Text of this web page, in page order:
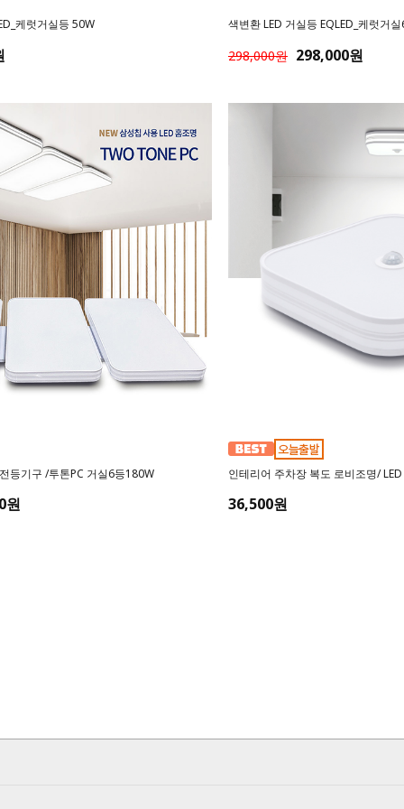
케럿거실등 50W 색변환 LED 거실등 EQLED_케럿거
298,000원 298,000원
등기구 /투톤PC 거실6등180W
원
인테리어 주차장 복도 로비조명/
36,500원